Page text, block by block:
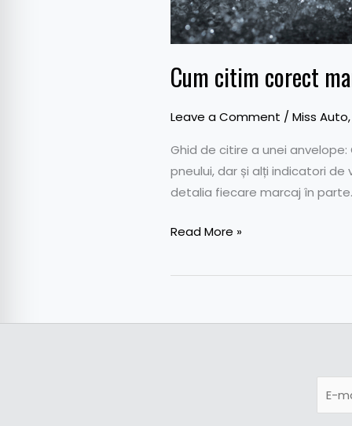
Cum citim corect
Leave a Comment / Miss Auto,
Ghid de citire a unei
pneului, dar și alți indicatori
detalia fiecare marcaj în
Read More »